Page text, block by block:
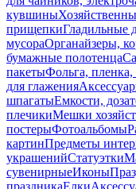
кувшины
прищепкиГладильные
мусораОрганайзеры,
бумажные полотенца
пакетыФольга, пленка,
для глажения
шпагатыЕмкости,
плечикиМешки
постерыФотоальбомы
картинПредметы
украшенийСтатуэтки
сувенирныеИконы
праздникаЕлки